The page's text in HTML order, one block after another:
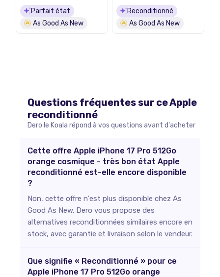
Parfait état
As Good As New
Reconditionné
As Good As New
Questions fréquentes sur ceApple
reconditionné
Dero le Koala répond à vos questions avant d'acheter
Cette offre Apple iPhone 17 Pro 512Go
orange cosmique - très bon état Apple
reconditionné est-elle encore disponible
?
Non, cette offre n'est plus disponible chez As
Good As New. Dero vous propose des
alternatives reconditionnées similaires encore en
stock, avec garantie et livraison selon le vendeur.
Que signifie « Reconditionné » pour ce
Apple iPhone 17 Pro 512Go orange